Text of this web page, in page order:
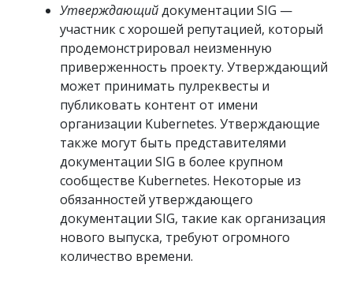
Утверждающийдокументации SIG —
участник с хорошей репутацией, который
продемонстрировал неизменную
приверженность проекту. Утверждающий
может принимать пулреквесты и
публиковать контент от имени
организации Kubernetes. Утверждающие
также могут быть представителями
документации SIG в более крупном
сообществе Kubernetes. Некоторые из
обязанностей утверждающего
документации SIG, такие как организация
нового выпуска, требуют огромного
количество времени.